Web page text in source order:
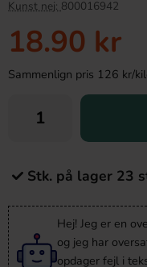
Kunst nej: 800016942
18.90 kr
Sammenlign pris 126 kr/
Stk. på lager 23
Hej! Jeg er en
og jeg har
opdager fejl i